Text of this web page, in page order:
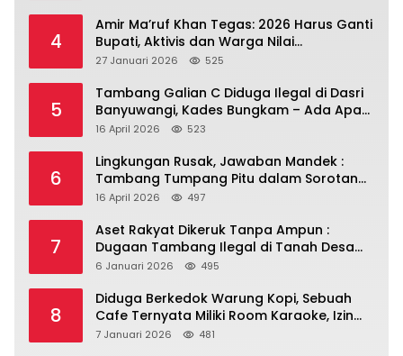
4
Amir Ma’ruf Khan Tegas: 2026 Harus Ganti
Bupati, Aktivis dan Warga Nilai
Kepemimpinan Saat Ini Gagal Jawab
27 Januari 2026 525
5
Tambang Galian C Diduga Ilegal di Dasri
Banyuwangi, Kades Bungkam – Ada Apa
Ya?
16 April 2026 523
6
Lingkungan Rusak, Jawaban Mandek :
Tambang Tumpang Pitu dalam Sorotan
Tajam
16 April 2026 497
7
Aset Rakyat Dikeruk Tanpa Ampun :
Dugaan Tambang Ilegal di Tanah Desa
Dasri Menguat
6 Januari 2026 495
8
Diduga Berkedok Warung Kopi, Sebuah
Cafe Ternyata Miliki Room Karaoke, Izin
Dipertanyakan!!!.
7 Januari 2026 481